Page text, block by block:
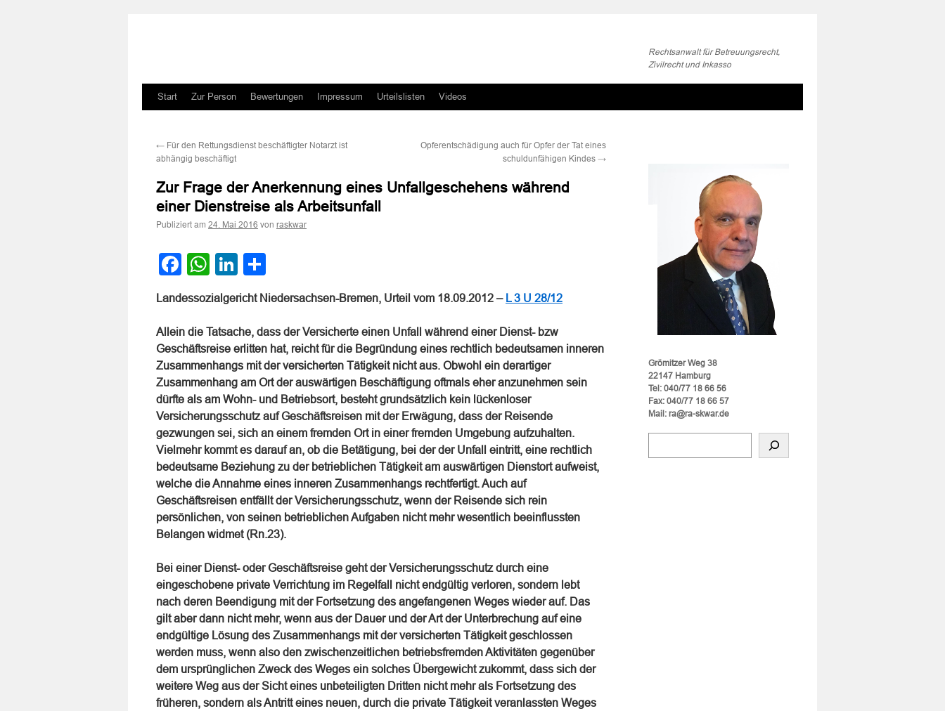
Rechtsanwalt für Betreuungsrecht,
Zivilrecht und Inkasso
Zum
springen
Start Zur Person Bewertungen Impressum Urteilslisten Videos
← Für den Rettungsdienst beschäftigter Notarzt ist
abhängig beschäftigt
Opferentschädigung auch für Opfer der Tat eines
schuldunfähigen Kindes →
Zur Frage der Anerkennung eines Unfallgeschehens während
einer Dienstreise als Arbeitsunfall
Publiziert am 24. Mai 2016 von raskwar
Facebook
WhatsApp
LinkedIn
Landessozialgericht Niedersachsen-Bremen, Urteil vom 18.09.2012 – L 3 U 28/12
Allein die Tatsache, dass der Versicherte einen Unfall während einer Dienst- bzw
Geschäftsreise erlitten hat, reicht für die Begründung eines rechtlich bedeutsamen inneren
Zusammenhangs mit der versicherten Tätigkeit nicht aus. Obwohl ein derartiger
Zusammenhang am Ort der auswärtigen Beschäftigung oftmals eher anzunehmen sein
dürfte als am Wohn- und Betriebsort, besteht grundsätzlich kein lückenloser
Versicherungsschutz auf Geschäftsreisen mit der Erwägung, dass der Reisende
gezwungen sei, sich an einem fremden Ort in einer fremden Umgebung aufzuhalten.
Vielmehr kommt es darauf an, ob die Betätigung, bei der der Unfall eintritt, eine rechtlich
bedeutsame Beziehung zu der betrieblichen Tätigkeit am auswärtigen Dienstort aufweist,
welche die Annahme eines inneren Zusammenhangs rechtfertigt. Auch auf
Geschäftsreisen entfällt der Versicherungsschutz, wenn der Reisende sich rein
persönlichen, von seinen betrieblichen Aufgaben nicht mehr wesentlich beeinflussten
Belangen widmet (Rn.23).
Bei einer Dienst- oder Geschäftsreise geht der Versicherungsschutz durch eine
eingeschobene private Verrichtung im Regelfall nicht endgültig verloren, sondern lebt
nach deren Beendigung mit der Fortsetzung des angefangenen Weges wieder auf. Das
gilt aber dann nicht mehr, wenn aus der Dauer und der Art der Unterbrechung auf eine
endgültige Lösung des Zusammenhangs mit der versicherten Tätigkeit geschlossen
werden muss, wenn also den zwischenzeitlichen betriebsfremden Aktivitäten gegenüber
dem ursprünglichen Zweck des Weges ein solches Übergewicht zukommt, dass sich der
weitere Weg aus der Sicht eines unbeteiligten Dritten nicht mehr als Fortsetzung des
früheren, sondern als Antritt eines neuen, durch die private Tätigkeit veranlassten Weges
Grömitzer Weg 38
22147 Hamburg
Tel: 040/77 18 66 56
Fax: 040/77 18 66 57
Mail: ra@ra-skwar.de